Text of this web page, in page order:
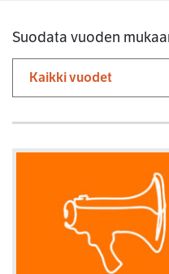
Suodata vuoden